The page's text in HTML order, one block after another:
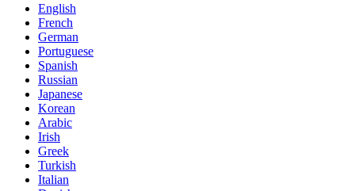
English
French
German
Portuguese
Spanish
Russian
Japanese
Korean
Arabic
Irish
Greek
Turkish
Italian